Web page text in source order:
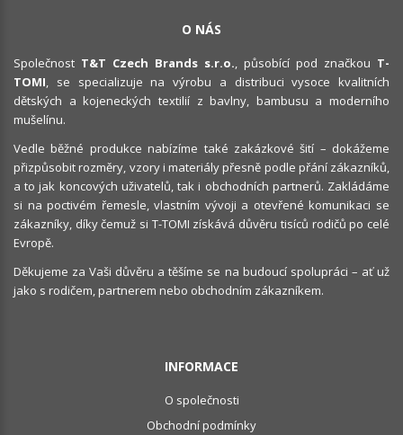
O NÁS
Společnost T&T Czech Brands s.r.o., působící pod značkou T-
TOMI, se specializuje na výrobu a distribuci vysoce kvalitních
dětských a kojeneckých textilií z bavlny, bambusu a moderního
mušelínu.
Vedle běžné produkce nabízíme také zakázkové šití – dokážeme
přizpůsobit rozměry, vzory i materiály přesně podle přání zákazníků,
a to jak koncových uživatelů, tak i obchodních partnerů. Zakládáme
si na poctivém řemesle, vlastním vývoji a otevřené komunikaci se
zákazníky, díky čemuž si T-TOMI získává důvěru tisíců rodičů po celé
Evropě.
Děkujeme za Vaši důvěru a těšíme se na budoucí spolupráci – ať už
jako s rodičem, partnerem nebo obchodním zákazníkem.
INFORMACE
O společnosti
Obchodní podmínky